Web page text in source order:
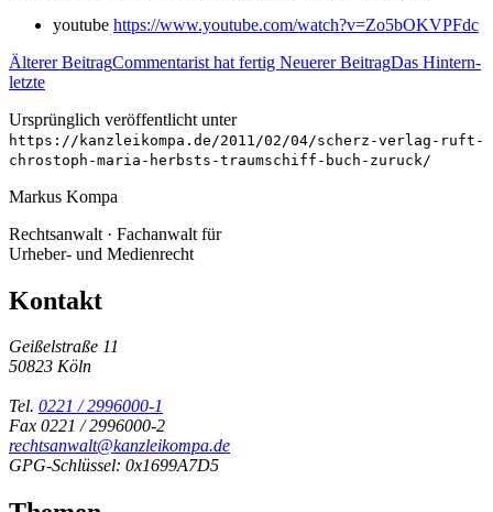
youtube https://www.youtube.com/watch?v=Zo5bOKVPFdc
Älterer BeitragCommentarist hat fertig Neuerer BeitragDas Hintern-
letzte
Ursprünglich veröffentlicht unter
https://kanzleikompa.de/2011/02/04/scherz-verlag-ruft-
chrostoph-maria-herbsts-traumschiff-buch-zuruck/
Markus Kompa
Rechtsanwalt · Fachanwalt für
Urheber- und Medienrecht
Kontakt
Geißelstraße 11
50823 Köln
Tel. 0221 / 2996000-1
Fax 0221 / 2996000-2
rechtsanwalt@kanzleikompa.de
GPG-Schlüssel: 0x1699A7D5